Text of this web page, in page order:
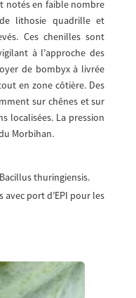
notés en faible nombre
lithosie quadrille et
Ces chenilles sont
à l’approche des
de bombyx à livrée
en zone côtière. Des
sur chênes et sur
localisées. La pression
Morbihan.
thuringiensis.
avec port d’EPI pour les